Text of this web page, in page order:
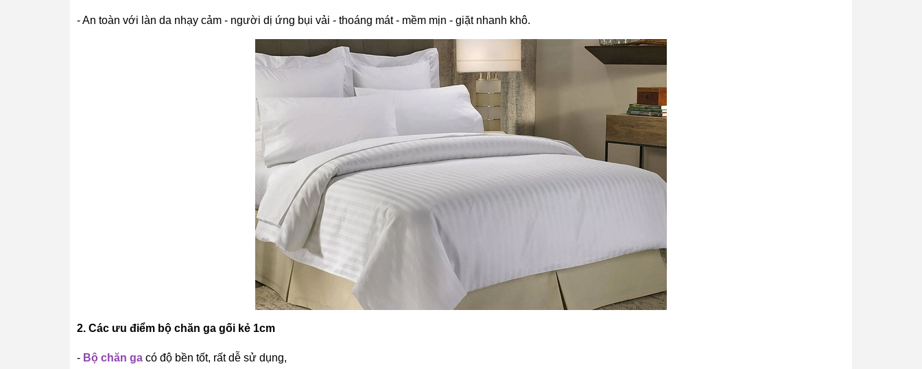
- An toàn với làn da nhạy cảm - người dị ứng bụi vải - thoáng mát - mềm mịn - giặt nhanh khô.
2. Các ưu điểm bộ chăn ga gối kẻ 1cm
- Bộ chăn ga có độ bền tốt, rất dễ sử dụng,